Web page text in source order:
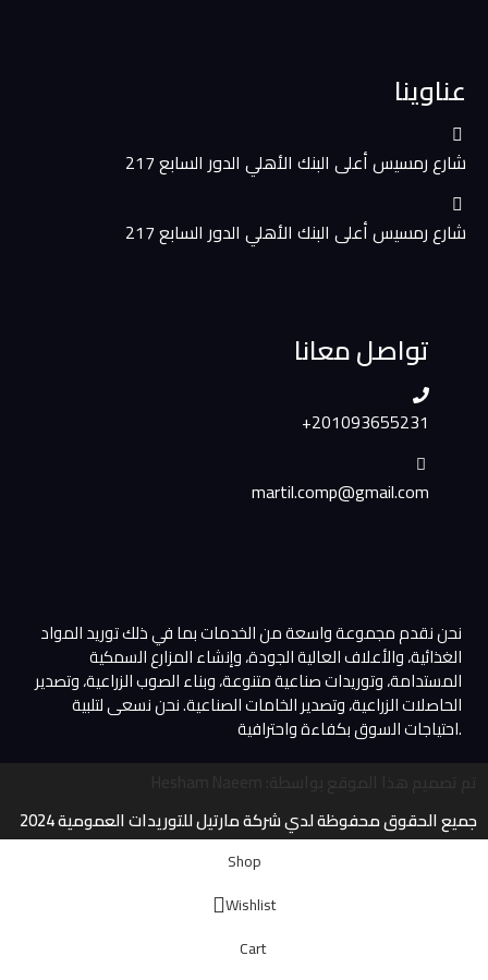
عناوينا
شارع رمسيس أعلى البنك الأهلي الدور السابع 217
شارع رمسيس أعلى البنك الأهلي الدور السابع 217
تواصل معانا
+201093655231
martil.comp@gmail.com​
نحن نقدم مجموعة واسعة من الخدمات بما في ذلك توريد المواد
الغذائية، والأعلاف العالية الجودة، وإنشاء المزارع السمكية
المستدامة، وتوريدات صناعية متنوعة، وبناء الصوب الزراعية، وتصدير
الحاصلات الزراعية، وتصدير الخامات الصناعية. نحن نسعى لتلبية
احتياجات السوق بكفاءة واحترافية.
جميع الحقوق محفوظة لدي شركة مارتيل للتوريدات العمومية 2024
Shop
Wishlist
Cart